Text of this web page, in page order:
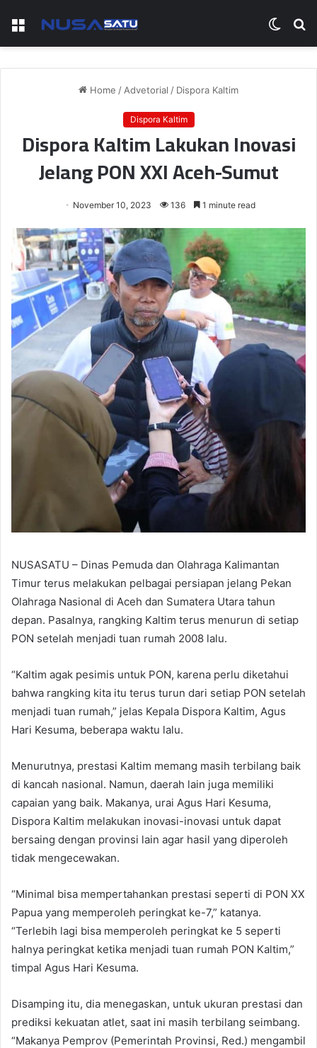
Menu
Switch
skin
Home /Advetorial / Dispora Kaltim
Dispora Kaltim
Dispora Kaltim Lakukan Inovasi
Jelang PON XXI Aceh-Sumut
November 10, 2023 136 1 minute read
NUSASATU – Dinas Pemuda dan Olahraga Kalimantan
Timur terus melakukan pelbagai persiapan jelang Pekan
Olahraga Nasional di Aceh dan Sumatera Utara tahun
depan. Pasalnya, rangking Kaltim terus menurun di setiap
PON setelah menjadi tuan rumah 2008 lalu.
“Kaltim agak pesimis untuk PON, karena perlu diketahui
bahwa rangking kita itu terus turun dari setiap PON setelah
menjadi tuan rumah,” jelas Kepala Dispora Kaltim, Agus
Hari Kesuma, beberapa waktu lalu.
Menurutnya, prestasi Kaltim memang masih terbilang baik
di kancah nasional. Namun, daerah lain juga memiliki
capaian yang baik. Makanya, urai Agus Hari Kesuma,
Dispora Kaltim melakukan inovasi-inovasi untuk dapat
bersaing dengan provinsi lain agar hasil yang diperoleh
tidak mengecewakan.
“Minimal bisa mempertahankan prestasi seperti di PON XX
Papua yang memperoleh peringkat ke-7,” katanya.
“Terlebih lagi bisa memperoleh peringkat ke 5 seperti
halnya peringkat ketika menjadi tuan rumah PON Kaltim,”
timpal Agus Hari Kesuma.
Disamping itu, dia menegaskan, untuk ukuran prestasi dan
prediksi kekuatan atlet, saat ini masih terbilang seimbang.
“Makanya Pemprov (Pemerintah Provinsi, Red.) mengambil